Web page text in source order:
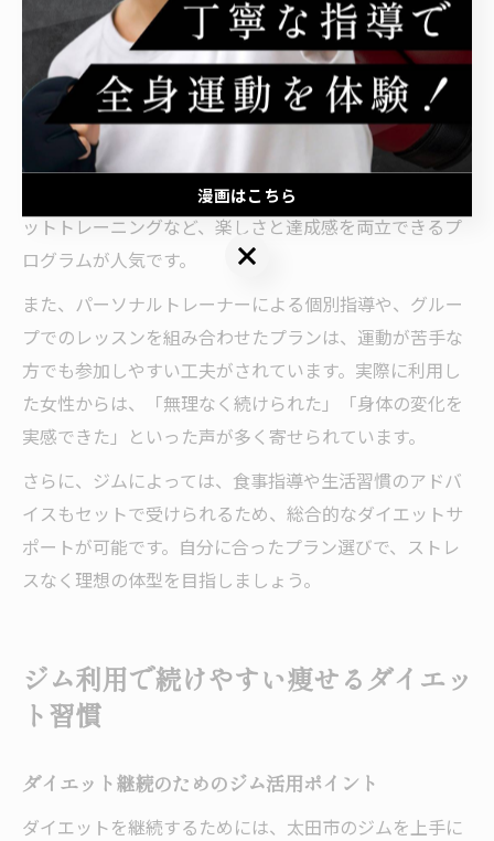
するためには、無理なく続けられる運動習慣を身につけ
ましょう。
女性に人気のダイエット運動プランとは
太田市では、女性から支持されるダイエット運動プラン
が数多く展開されています。特に、ミット打ちやサーキ
ットトレーニングなど、楽しさと達成感を両立できるプ
ログラムが人気です。
また、パーソナルトレーナーによる個別指導や、グルー
プでのレッスンを組み合わせたプランは、運動が苦手な
方でも参加しやすい工夫がされています。実際に利用し
た女性からは、「無理なく続けられた」「身体の変化を
実感できた」といった声が多く寄せられています。
さらに、ジムによっては、食事指導や生活習慣のアドバ
イスもセットで受けられるため、総合的なダイエットサ
ポートが可能です。自分に合ったプラン選びで、ストレ
スなく理想の体型を目指しましょう。
ジム利用で続けやすい痩せるダイエッ
ト習慣
ダイエット継続のためのジム活用ポイント
ダイエットを継続するためには、太田市のジムを上手に
漫画はこちら
漫画はこちら